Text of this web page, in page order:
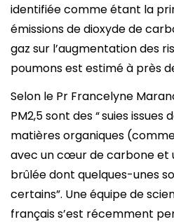
identifiée comme étant la
émissions de dioxyde de
gaz sur l’augmentation des
poumons est estimé à près
Selon le Pr Francelyne
PM2,5 sont des “ suies
matières organiques
avec un cœur de carbone et
brûlée dont quelques-unes
certains”. Une équipe de
français s’est récemment